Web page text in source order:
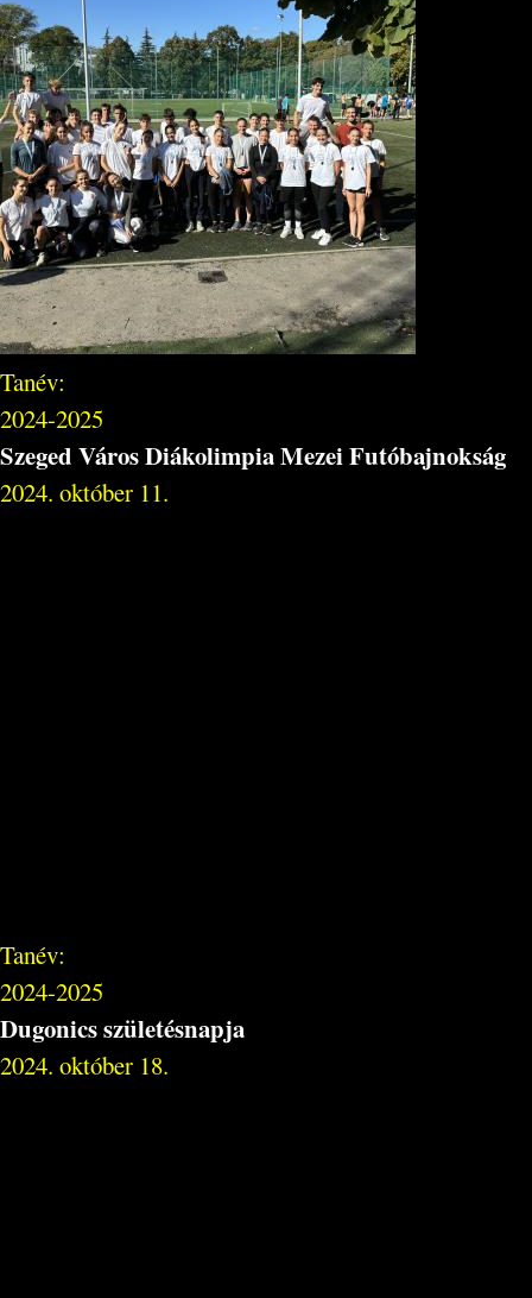
Tanév:
2024-2025
Szeged Város Diákolimpia Mezei Futóbajnokság
2024. október 11.
Tanév:
2024-2025
Dugonics születésnapja
2024. október 18.